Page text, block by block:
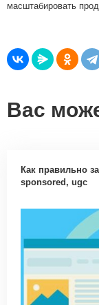
масштабировать
Вас
Как правильно
sponsored, ugc